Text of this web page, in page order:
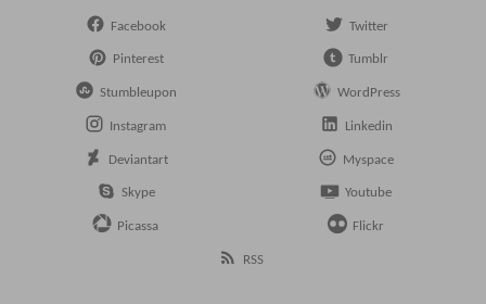
Facebook Twitter
Pinterest Tumblr
Stumbleupon WordPress
Instagram Linkedin
Deviantart Myspace
Skype Youtube
Picassa Flickr
RSS